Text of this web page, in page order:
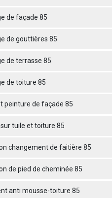
de façade 85
de gouttières 85
de terrasse 85
de toiture 85
peinture de façade 85
tuile et toiture 85
changement de faitière 85
de pied de cheminée 85
anti mousse-toiture 85